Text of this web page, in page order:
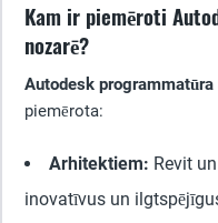
Kam ir piemēroti
nozarē?
Autodesk
piemērota:
Arhitektiem: Revit
inovatīvus un